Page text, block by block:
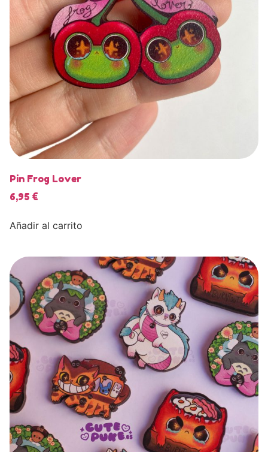
Pin Frog Lover
6,95 €
Añadir al carrito